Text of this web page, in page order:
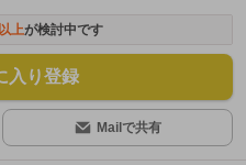
上が検討中です
入り登録
Mailで共有